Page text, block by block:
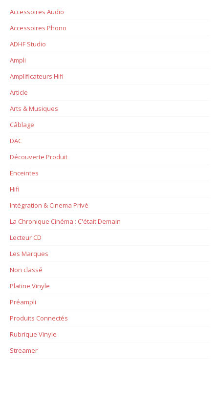
Accessoires Audio
Accessoires Phono
ADHF Studio
Ampli
Amplificateurs Hifi
Article
Arts & Musiques
Câblage
DAC
Découverte Produit
Enceintes
Hifi
Intégration & Cinema Privé
La Chronique Cinéma : C'était Demain
Lecteur CD
Les Marques
Non classé
Platine Vinyle
Préampli
Produits Connectés
Rubrique Vinyle
Streamer